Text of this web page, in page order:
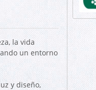
la vida
un entorno
y diseño,